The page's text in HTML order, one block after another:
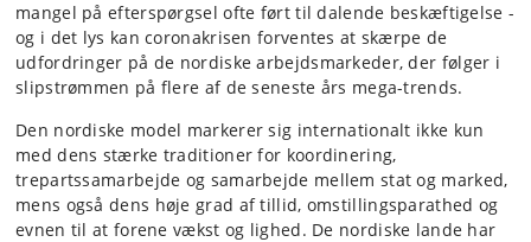
mangel på efterspørgsel ofte ført til dalende beskæftigelse -
og i det lys kan coronakrisen forventes at skærpe de
udfordringer på de nordiske arbejdsmarkeder, der følger i
slipstrømmen på flere af de seneste års mega-trends.
Den nordiske model markerer sig internationalt ikke kun
med dens stærke traditioner for koordinering,
trepartssamarbejde og samarbejde mellem stat og marked,
mens også dens høje grad af tillid, omstillingsparathed og
evnen til at forene vækst og lighed. De nordiske lande har